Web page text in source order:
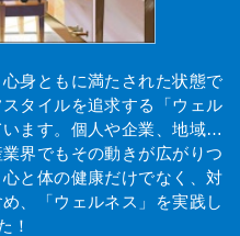
身ともに満たされた状態で
タイルを追求する「ウェル
ます。個人や企業、地域…
界でもその動きが広がりつ
と体の健康だけでなく、対
、「ウェルネス」を実践し
！